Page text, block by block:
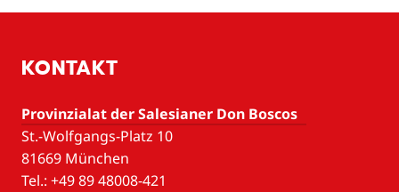
KONTAKT
Provinzialat der Salesianer Don Boscos
St.-Wolfgangs-Platz 10
81669 München
Tel.: +49 89 48008-421